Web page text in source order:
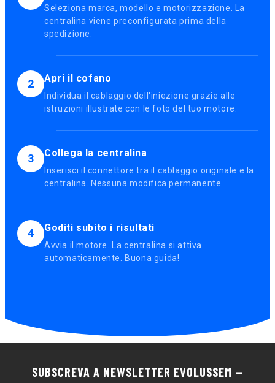
Seleziona marca, modello e motorizzazione. La
centralina viene preconfigurata prima della
spedizione.
2 Apri il cofano
Individua il cablaggio dell'iniezione grazie alle
istruzioni illustrate con le foto del tuo motore.
3 Collega la centralina
Inserisci il connettore tra il cablaggio originale e la
centralina. Nessuna modifica permanente.
4 Goditi subito i risultati
Avvia il motore. La centralina si attiva
automaticamente. Buona guida!
SUBSCREVA A NEWSLETTER EVOLUSSEM —